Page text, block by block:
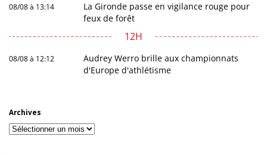
08/08 à 13:14
La Gironde passe en vigilance rouge pour
feux de forêt
12H
08/08 à 12:12
Audrey Werro brille aux championnats
d'Europe d'athlétisme
Archives
Archives